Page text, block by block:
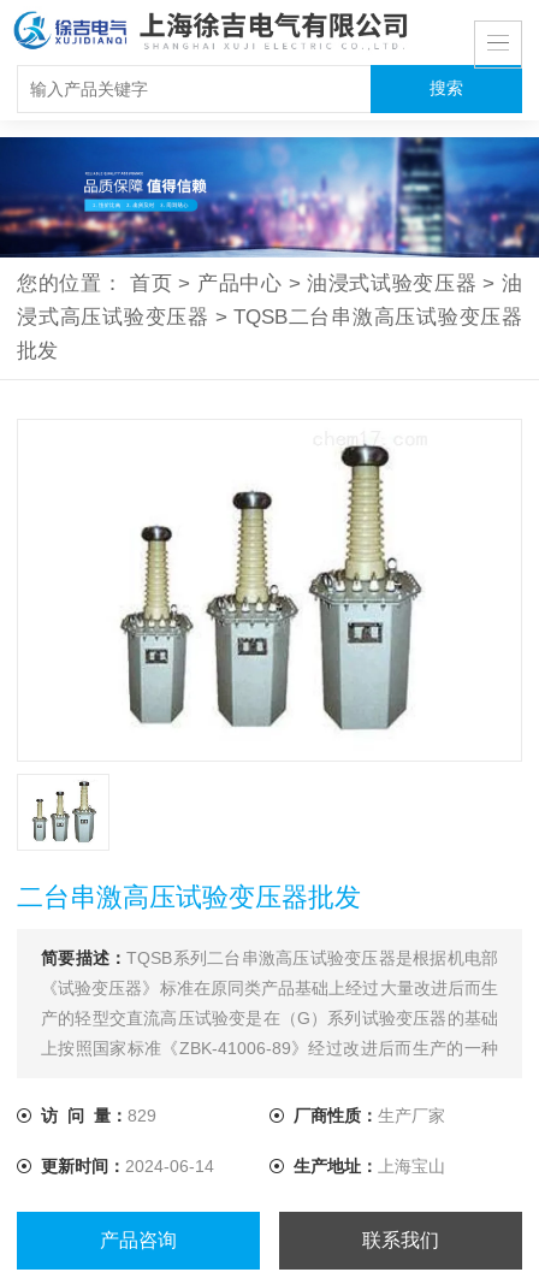
您的位置： 首页 > 产品中心 > 油浸式试验变压器 > 油
浸式高压试验变压器 > TQSB二台串激高压试验变压器
批发
二台串激高压试验变压器批发
简要描述：TQSB系列二台串激高压试验变压器是根据机电部
《试验变压器》标准在原同类产品基础上经过大量改进后而生
产的轻型交直流高压试验变是在（G）系列试验变压器的基础
上按照国家标准《ZBK-41006-89》经过改进后而生产的一种
访 问 量： 829 厂商性质： 生产厂家
更新时间： 2024-06-14 生产地址： 上海宝山
产品咨询 联系我们